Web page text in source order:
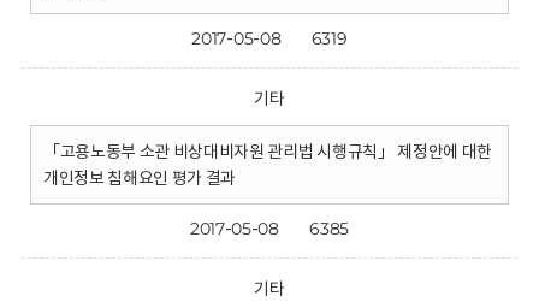
2017-05-08 6319
기타
「고용노동부 소관 비상대비자원 관리법 시행규칙」 제정안에 대한
개인정보 침해요인 평가 결과
2017-05-08 6385
기타